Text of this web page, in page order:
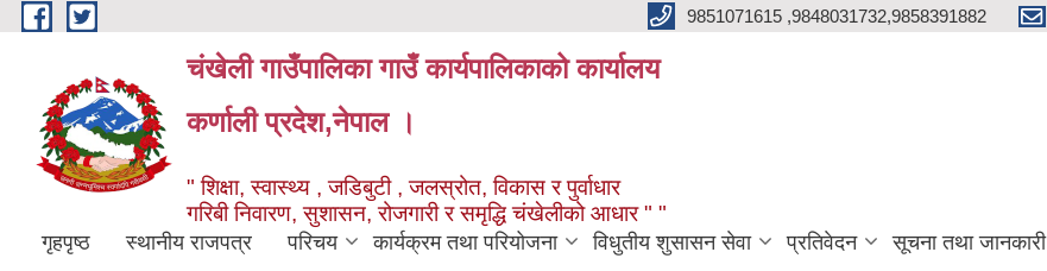
Skip to main content 9851071615 ,9848031732,9858391882
चंखेली गाउँपालिका गाउँ कार्यपालिकाको कार्यालय
कर्णाली प्रदेश,नेपाल ।
" शिक्षा, स्वास्थ्य , जडिबुटी , जलस्रोत, विकास र पुर्वाधार
गरिबी निवारण, सुशासन, रोजगारी र समृद्धि चंखेलीको आधार " "
गृहपृष्ठ स्थानीय राजपत्र परिचय कार्यक्रम तथा परियोजना विधुतीय शुसासन सेवा प्रतिवेदन सूचना तथा जानकारी